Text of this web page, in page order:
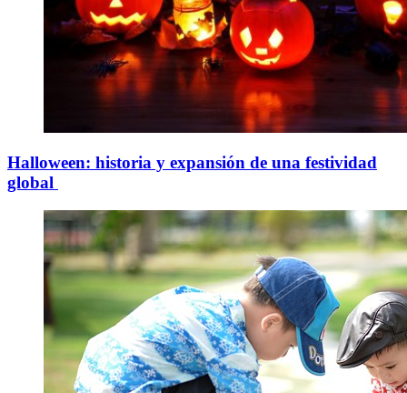
Halloween: historia y expansión de una festividad
global